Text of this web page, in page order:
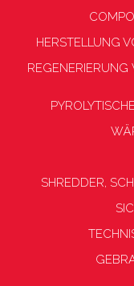
HERSTELLUNG
SHREDDER,